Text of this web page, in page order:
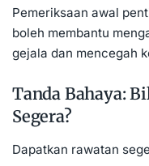
Pemeriksaan awal
boleh membantu
gejala dan mencegah
Tanda Bahaya:
Segera?
Dapatkan rawatan